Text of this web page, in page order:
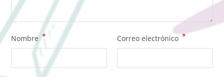
Nombre * Correo electrónico *